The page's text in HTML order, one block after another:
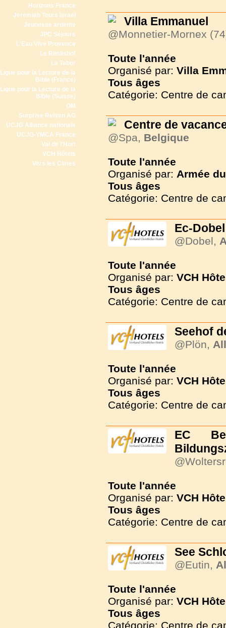
Horizons France
Jeremiah Tours Israël
Jeunesse ardente
JPC Séjours
L'Eau Vive Provence
Le Rimlishof
Le Tabor
Ligue pour la Lecture de la
Bible (France)
Ligue pour la Lecture de la
Bible (Suisse)
OM
Surprise Reisen AG
UCJG Alliance nationale
UCJG-YMCA France
Val de l'Hort
VCH Hôtels
Vers les Cimes
Villa Emmanuel
@Monnetier-Mornex
Toute l'année
Organisé par: Villa
Tous âges
Catégorie: Centre de
Centre de
@Spa, Belgique
Toute l'année
Organisé par: Armée
Tous âges
Catégorie: Centre de
Ec-Dobel
@Dobel,
Toute l'année
Organisé par: VCH
Tous âges
Catégorie: Centre de
Seehof
@Plön,
Toute l'année
Organisé par: VCH
Tous âges
Catégorie: Centre de
EC
Toute l'année
Organisé par: VCH
Tous âges
Catégorie: Centre de
See
@Eutin,
Toute l'année
Organisé par: VCH
Tous âges
Catégorie: Centre de